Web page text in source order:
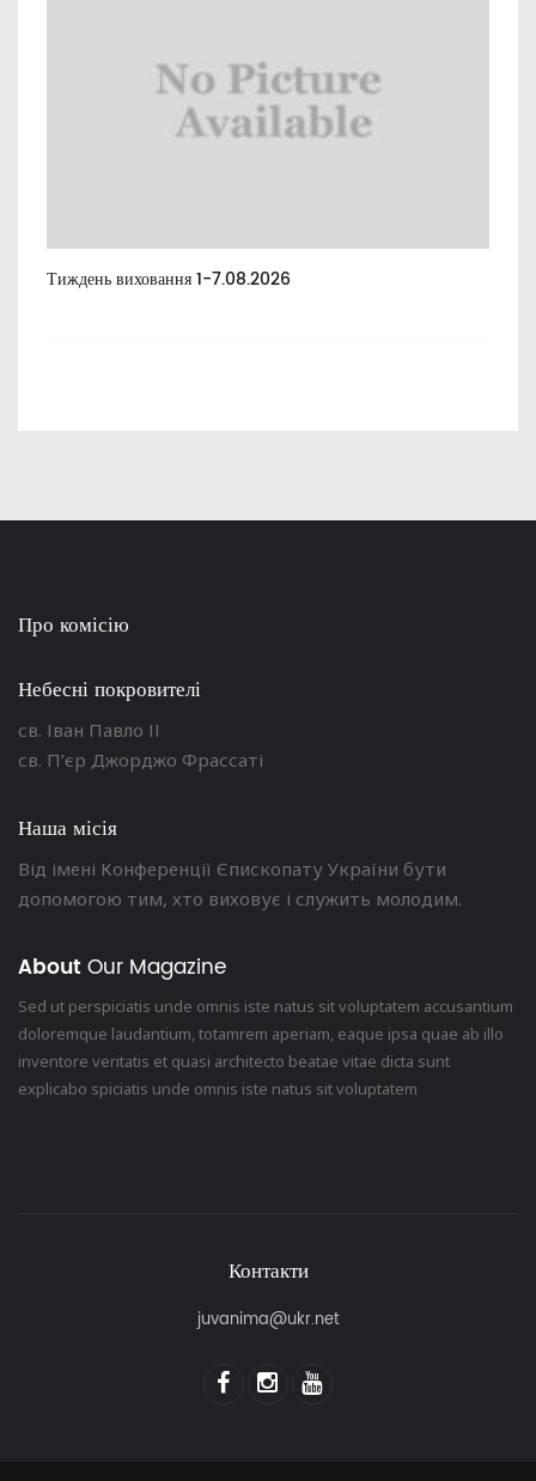
Тиждень виховання 1-7.08.2026
Про комісію
Небесні покровителі
св. Іван Павло ІІ
св. П’єр Джорджо Фрассаті
Наша місія
Від імені Конференції Єпископату України бути
допомогою тим, хто виховує і служить молодим.
About Our Magazine
Sed ut perspiciatis unde omnis iste natus sit voluptatem accusantium
doloremque laudantium, totamrem aperiam, eaque ipsa quae ab illo
inventore veritatis et quasi architecto beatae vitae dicta sunt
explicabo spiciatis unde omnis iste natus sit voluptatem
Контакти
juvanima@ukr.net